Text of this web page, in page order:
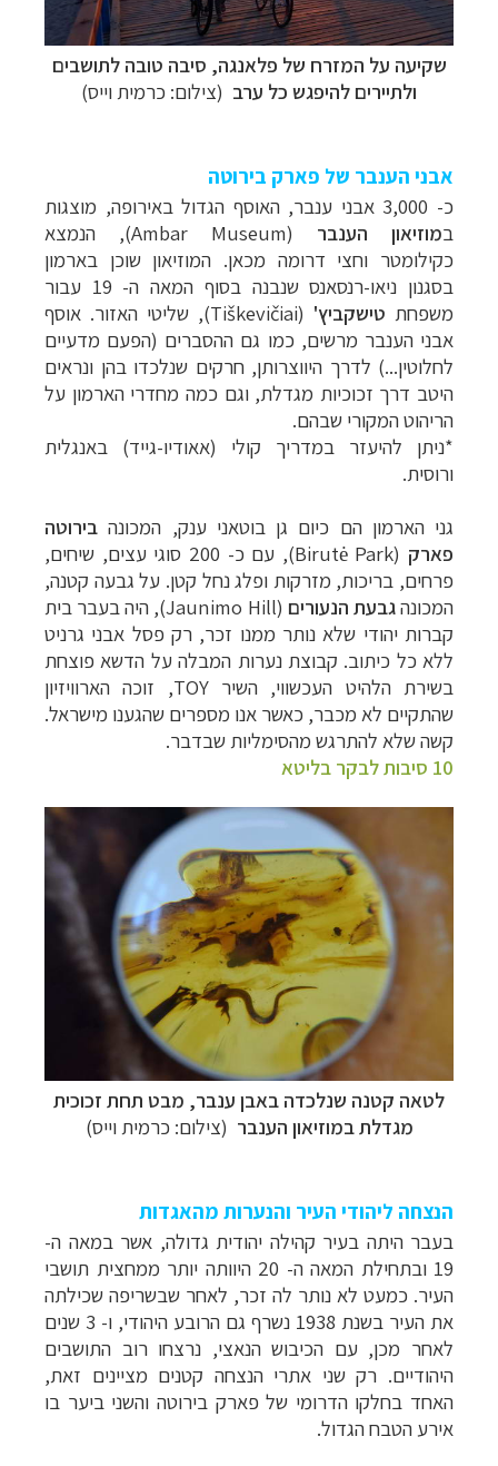
שקיעה על המזרח של פלאנגה, סיבה טובה לתושבים
ולתיירים להיפגש כל ערב (צילום: כרמית וייס)
אבני הענבר של פארק בירוטה
כ- 3,000 אבני ענבר, האוסף הגדול באירופה, מוצגות
במוזיאון הענבר (
Ambar Museum), הנמצא
כקילומטר וחצי דרומה מכאן. המוזיאון שוכן בארמון
בסגנון ניאו-רנסאנס שנבנה בסוף המאה ה- 19 עבור
משפחת טישקביץ' (
Tiškevičiai), שליטי האזור. אוסף
אבני הענבר מרשים, כמו גם ההסברים (הפעם מדעיים
לחלוטין...) לדרך היווצרותן, חרקים שנלכדו בהן ונראים
היטב דרך זכוכיות מגדלת, וגם כמה מחדרי הארמון על
הריהוט המקורי שבהם.
*ניתן להיעזר במדריך קולי (אאודיו-גייד) באנגלית
ורוסית.
גני הארמון הם כיום גן בוטאני ענק, המכונה בירוטה
פארק (
Birutė Park
), עם כ- 200 סוגי עצים, שיחים,
פרחים, בריכות, מזרקות ופלג נחל קטן. על גבעה קטנה,
המכונהגבעת הנעורים (
Jaunimo Hill), היה בעבר בית
קברות יהודי שלא נותר ממנו זכר, רק פסל אבני גרניט
ללא כל כיתוב. קבוצת נערות המבלה על הדשא פוצחת
בשירת הלהיט העכשווי, השירTOY, זוכה הארוויזיון
שהתקיים לא מכבר, כאשר אנו מספרים שהגענו מישראל.
קשה שלא להתרגש מהסימליות שבדבר.
10 סיבות לבקר בליטא
לטאה קטנה שנלכדה באבן ענבר, מבט תחת זכוכית
מגדלת במוזיאון הענבר (צילום: כרמית וייס)
הנצחה ליהודי העיר והנערות מהאגדות
בעבר היתה בעיר קהילה יהודית גדולה, אשר במאה ה-
19 ובתחילת המאה ה- 20 היוותה יותר ממחצית תושבי
העיר. כמעט לא נותר לה זכר, לאחר שבשריפה שכילתה
את העיר בשנת 1938 נשרף גם הרובע היהודי, ו- 3 שנים
לאחר מכן, עם הכיבוש הנאצי, נרצחו רוב התושבים
היהודיים. רק שני אתרי הנצחה קטנים מציינים זאת,
האחד בחלקו הדרומי של פארק בירוטה והשני ביער בו
אירע הטבח הגדול.